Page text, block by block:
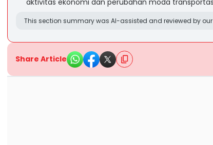
aktivitas ekonomi dan perubahan moda
This section summary was AI-assisted and reviewed by
Share Article